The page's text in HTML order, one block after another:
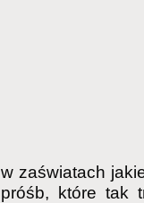
w zaświatach
próśb, które tak